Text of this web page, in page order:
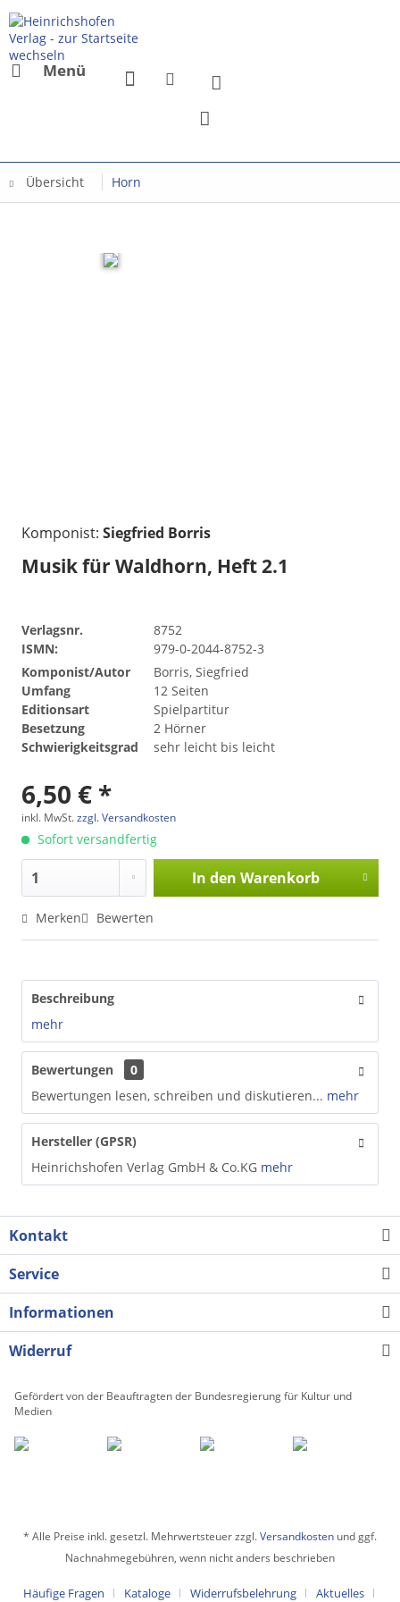
Menü
Übersicht Horn
Komponist: Siegfried Borris
Musik für Waldhorn, Heft 2.1
Verlagsnr.
8752
ISMN:
979-0-2044-8752-3
Komponist/Autor
Borris, Siegfried
Umfang
12 Seiten
Editionsart
Spielpartitur
Besetzung
2 Hörner
Schwierigkeitsgrad
sehr leicht bis leicht
6,50 € *
inkl. MwSt.zzgl. Versandkosten
Sofort versandfertig
In den Warenkorb
Merken Bewerten
Beschreibung
mehr
Bewertungen
0
Bewertungen lesen, schreiben und diskutieren... mehr
Hersteller (GPSR)
Heinrichshofen Verlag GmbH & Co.KG mehr
Kontakt
Service
Informationen
Widerruf
Gefördert von der Beauftragten der Bundesregierung für Kultur und
Medien
* Alle Preise inkl. gesetzl. Mehrwertsteuer zzgl.Versandkosten und ggf.
Nachnahmegebühren, wenn nicht anders beschrieben
Häufige Fragen Kataloge Widerrufsbelehrung Aktuelles